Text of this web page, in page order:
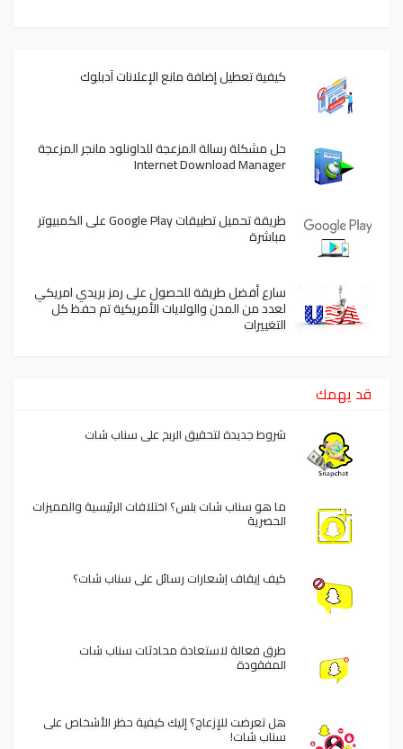
كيفية تعطيل إضافة مانع الإعلانات آدبلوك
حل مشكلة رسالة المزعجة للداونلود مانجر المزعجة
Internet Download Manager
طريقة تحميل تطبيقات Google Play على الكمبيوتر
مباشرة
سارع أفضل طريقة للحصول على رمز بريدي امريكي
لعدد من المدن والولايات الأمريكية تم حفظ كل
التغييرات
قد يهمك
شروط جديدة لتحقيق الربح على سناب شات
ما هو سناب شات بلس؟ اختلافات الرئيسية والمميزات
الحصرية
كيف إيقاف إشعارات رسائل على سناب شات؟
طرق فعالة لاستعادة محادثات سناب شات
المفقودة
هل تعرضت للإزعاج؟ إليك كيفية حظر الأشخاص على
سناب شات!